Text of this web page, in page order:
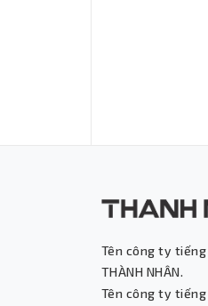
Tên công ty tiếng
THÀNH NHÂN.
Tên công ty tiếng